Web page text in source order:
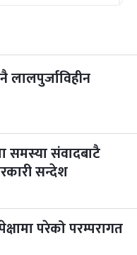
२ महिना बाँकी
२ महिना बाँकी
३ महिना बाँकी
लालपुर्जाविहीन
समस्या संवादबाटै
सन्देश
परेको परम्परागत